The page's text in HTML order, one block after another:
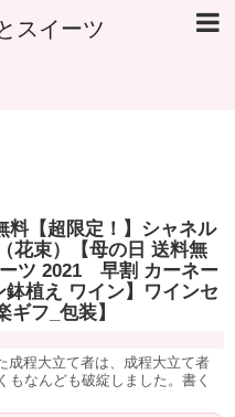
スイーツ
料【超限定！】シャネル
花束）【母の日 送料無
ツ 2021 早割 カーネー
植え ワイン】ワインセ
フ_包装】
成程大立て者は、成程大立て者
もなんども破綻しました。書く